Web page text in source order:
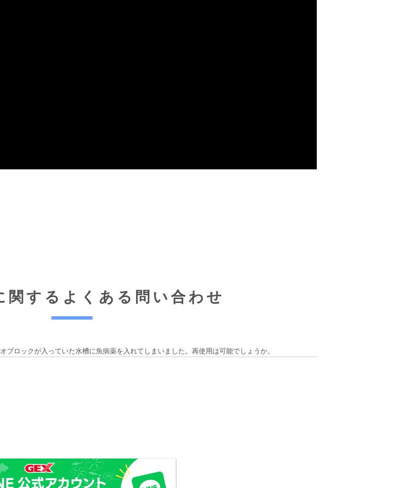
関する よくある問い合わせ
ブロックが入っていた水槽に魚病薬を入れてしまいました。再使用は可能でしょうか。